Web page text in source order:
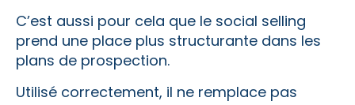
C’est aussi pour cela que le social selling
prend une place plus structurante dans les
plans de prospection.
Utilisé correctement, il ne remplace pas